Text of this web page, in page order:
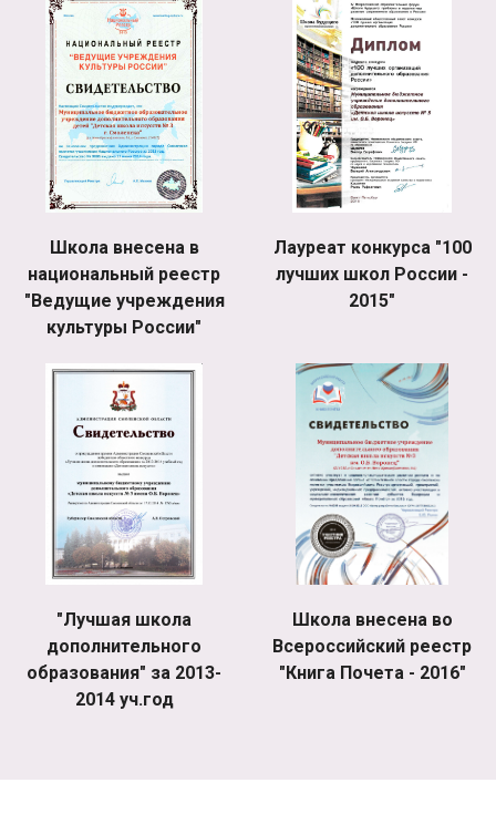
Школа внесена в
национальный реестр
"Ведущие учреждения
культуры России"
Лауреат конкурса "100
лучших школ России -
2015"
"Лучшая школа
дополнительного
образования" за 2013-
2014 уч.год
Школа внесена во
Всероссийский реестр
"Книга Почета - 2016"